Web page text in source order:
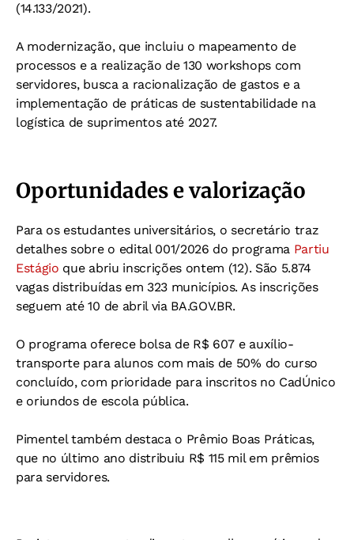
(14.133/2021).
A modernização, que incluiu o mapeamento de
processos e a realização de 130 workshops com
servidores, busca a racionalização de gastos e a
implementação de práticas de sustentabilidade na
logística de suprimentos até 2027.
Oportunidades e valorização
Para os estudantes universitários, o secretário traz
detalhes sobre o edital 001/2026 do programa Partiu
Estágio que abriu inscrições ontem (12). São 5.874
vagas distribuídas em 323 municípios. As inscrições
seguem até 10 de abril via BA.GOV.BR.
O programa oferece bolsa de R$ 607 e auxílio-
transporte para alunos com mais de 50% do curso
concluído, com prioridade para inscritos no CadÚnico
e oriundos de escola pública.
Pimentel também destaca o Prêmio Boas Práticas,
que no último ano distribuiu R$ 115 mil em prêmios
para servidores.